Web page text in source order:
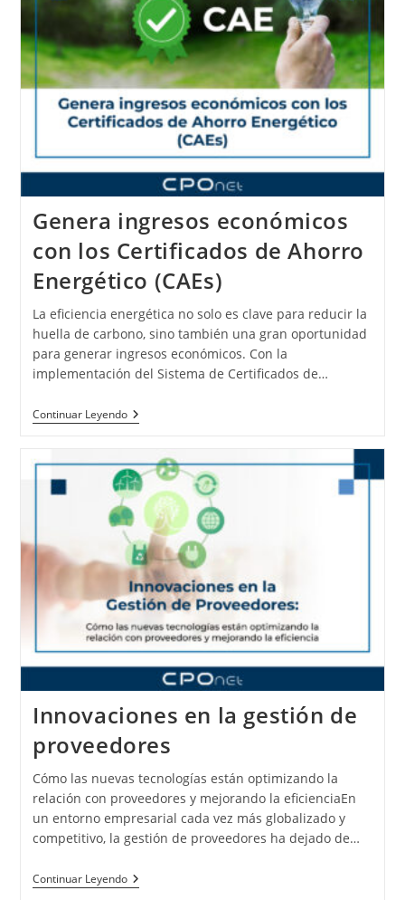
Genera ingresos económicos
con los Certificados de Ahorro
Energético (CAEs)
La eficiencia energética no solo es clave para reducir la
huella de carbono, sino también una gran oportunidad
para generar ingresos económicos. Con la
implementación del Sistema de Certificados de…
Continuar Leyendo
Innovaciones en la gestión de
proveedores
Cómo las nuevas tecnologías están optimizando la
relación con proveedores y mejorando la eficienciaEn
un entorno empresarial cada vez más globalizado y
competitivo, la gestión de proveedores ha dejado de…
Continuar Leyendo